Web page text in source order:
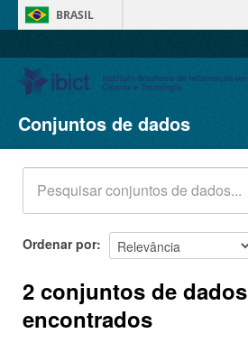
BRASIL
Conjuntos de dados
Organizações
Grupos
Sobre
Conjuntos de dados
Ordenar por
2 conjuntos de dados
encontrados